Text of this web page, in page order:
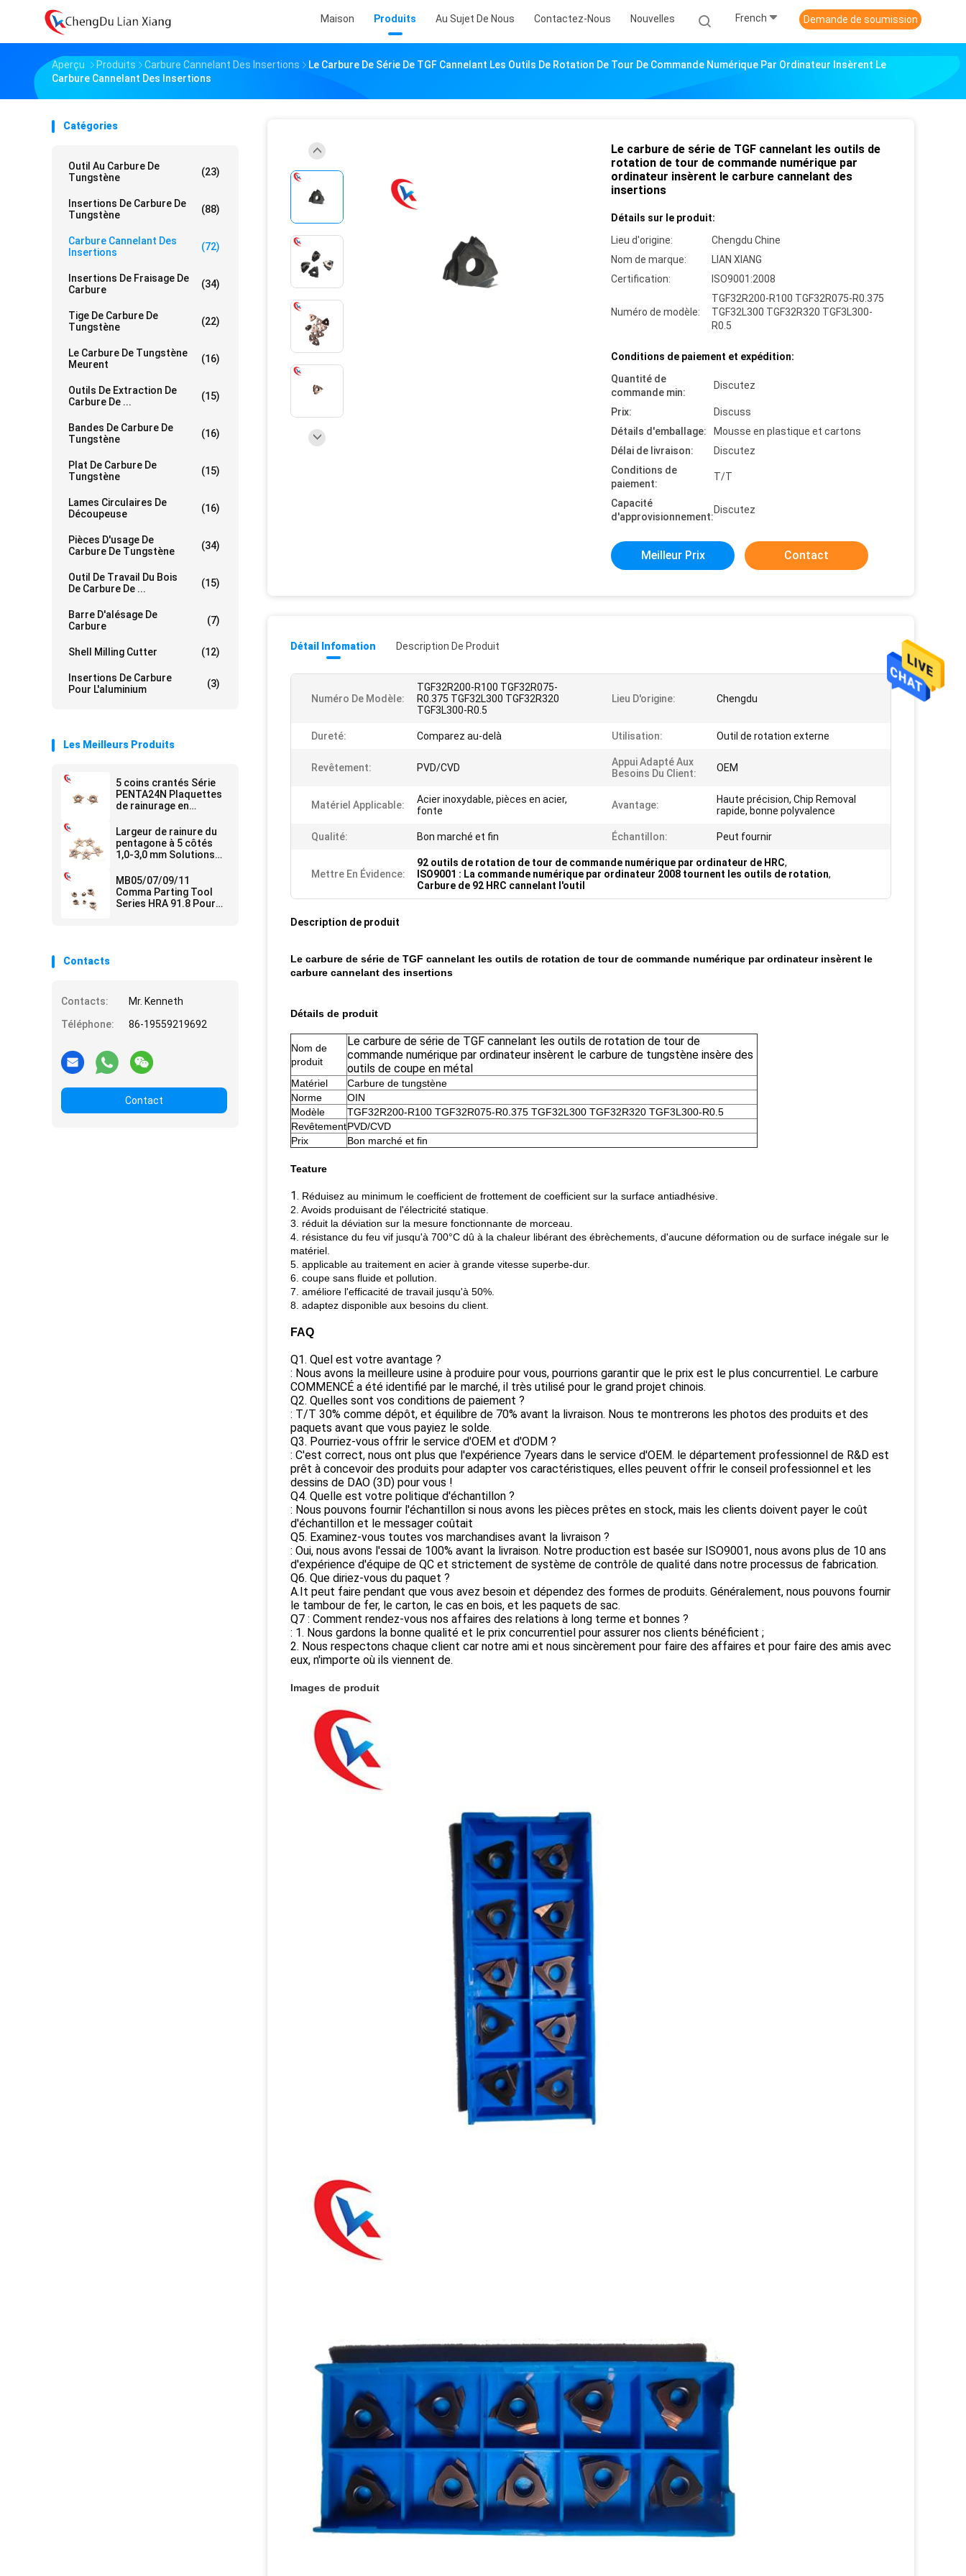
Maison Produits Au Sujet De Nous Contactez-Nous Nouvelles French Demande de soumission
Aperçu Produits Carbure Cannelant Des Insertions
Le Carbure De Série De TGF Cannelant Les Outils De Rotation De Tour De Commande Numérique Par Ordinateur Insèrent Le
Carbure Cannelant Des Insertions
Catégories
Outil Au Carbure De
Tungstène
(23)
Insertions De Carbure De
Tungstène
(88)
Carbure Cannelant Des
Insertions
(72)
Insertions De Fraisage De
Carbure
(34)
Tige De Carbure De
Tungstène
(22)
Le Carbure De Tungstène
Meurent
(16)
Outils De Extraction De
Carbure De ...
(15)
Bandes De Carbure De
Tungstène
(16)
Plat De Carbure De
Tungstène
(15)
Lames Circulaires De
Découpeuse
(16)
Pièces D'usage De
Carbure De Tungstène
(34)
Outil De Travail Du Bois
De Carbure De ...
(15)
Barre D'alésage De
Carbure
(7)
Shell Milling Cutter (12)
Insertions De Carbure
Pour L'aluminium
(3)
Les Meilleurs Produits
5 coins crantés Série
PENTA24N Plaquettes
de rainurage en
de vie et à faible usure
Largeur de rainure du
pentagone à 5 côtés
1,0-3,0 mm Solutions
arêtes de coupe
Plaquettes de
rainurage en carbure
MB05/07/09/11
Comma Parting Tool
Series HRA 91.8 Pour
Contacts
Contacts:
Mr. Kenneth
Téléphone:
86-19559219692
Contact
Le carbure de série de TGF cannelant les outils de
rotation de tour de commande numérique par
ordinateur insèrent le carbure cannelant des
insertions
Détails sur le produit:
Lieu d'origine:
Chengdu Chine
Nom de marque:
LIAN XIANG
Certification:
ISO9001:2008
Numéro de modèle:
TGF32R200-R100 TGF32R075-R0.375
TGF32L300 TGF32R320 TGF3L300-
R0.5
Conditions de paiement et expédition:
Quantité de
commande min:
Discutez
Prix:
Discuss
Détails d'emballage:
Mousse en plastique et cartons
Délai de livraison:
Discutez
Conditions de
paiement:
T/T
Capacité
d'approvisionnement:
Discutez
Meilleur Prix Contact
Détail Infomation Description De Produit
Numéro De Modèle:
TGF32R200-R100 TGF32R075-
R0.375 TGF32L300 TGF32R320
TGF3L300-R0.5
Lieu D'origine: Chengdu
Dureté: Comparez au-delà Utilisation: Outil de rotation externe
Revêtement: PVD/CVD
Appui Adapté Aux
Besoins Du Client:
OEM
Matériel Applicable:
Acier inoxydable, pièces en acier,
fonte
Avantage:
Haute précision, Chip Removal
rapide, bonne polyvalence
Qualité: Bon marché et fin Échantillon: Peut fournir
Mettre En Évidence:
92 outils de rotation de tour de commande numérique par ordinateur de HRC,
ISO9001 : La commande numérique par ordinateur 2008 tournent les outils de rotation,
Carbure de 92 HRC cannelant l'outil
Description de produit
Le carbure de série de TGF cannelant les outils de rotation de tour de commande numérique par ordinateur insèrent le
carbure cannelant des insertions
Détails de produit
Nom de
produit
Le carbure de série de TGF cannelant les outils de rotation de tour de
commande numérique par ordinateur insèrent le carbure de tungstène insère des
outils de coupe en métal
Matériel
Carbure de tungstène
Norme
OIN
Modèle
TGF32R200-R100 TGF32R075-R0.375 TGF32L300 TGF32R320 TGF3L300-R0.5
RevêtementPVD/CVD
Prix
Bon marché et fin
Teature
1. Réduisez au minimum le coefficient de frottement de coefficient sur la surface antiadhésive.
2. Avoids produisant de l'électricité statique.
3. réduit la déviation sur la mesure fonctionnante de morceau.
4. résistance du feu vif jusqu'à 700°C dû à la chaleur libérant des ébrèchements, d'aucune déformation ou de surface inégale sur le
matériel.
5. applicable au traitement en acier à grande vitesse superbe-dur.
6. coupe sans fluide et pollution.
7. améliore l'efficacité de travail jusqu'à 50%.
8. adaptez disponible aux besoins du client.
FAQ
Q1. Quel est votre avantage ?
: Nous avons la meilleure usine à produire pour vous, pourrions garantir que le prix est le plus concurrentiel. Le carbure
COMMENCÉ a été identifié par le marché, il très utilisé pour le grand projet chinois.
Q2. Quelles sont vos conditions de paiement ?
: T/T 30% comme dépôt, et équilibre de 70% avant la livraison. Nous te montrerons les photos des produits et des
paquets avant que vous payiez le solde.
Q3. Pourriez-vous offrir le service d'OEM et d'ODM ?
: C'est correct, nous ont plus que l'expérience 7years dans le service d'OEM. le département professionnel de R&D est
prêt à concevoir des produits pour adapter vos caractéristiques, elles peuvent offrir le conseil professionnel et les
dessins de DAO (3D) pour vous !
Q4. Quelle est votre politique d'échantillon ?
: Nous pouvons fournir l'échantillon si nous avons les pièces prêtes en stock, mais les clients doivent payer le coût
d'échantillon et le messager coûtait
Q5. Examinez-vous toutes vos marchandises avant la livraison ?
: Oui, nous avons l'essai de 100% avant la livraison. Notre production est basée sur ISO9001, nous avons plus de 10 ans
d'expérience d'équipe de QC et strictement de système de contrôle de qualité dans notre processus de fabrication.
Q6. Que diriez-vous du paquet ?
A.It peut faire pendant que vous avez besoin et dépendez des formes de produits. Généralement, nous pouvons fournir
le tambour de fer, le carton, le cas en bois, et les paquets de sac.
Q7 : Comment rendez-vous nos affaires des relations à long terme et bonnes ?
: 1. Nous gardons la bonne qualité et le prix concurrentiel pour assurer nos clients bénéficient ;
2. Nous respectons chaque client car notre ami et nous sincèrement pour faire des affaires et pour faire des amis avec
eux, n'importe où ils viennent de.
Images de produit